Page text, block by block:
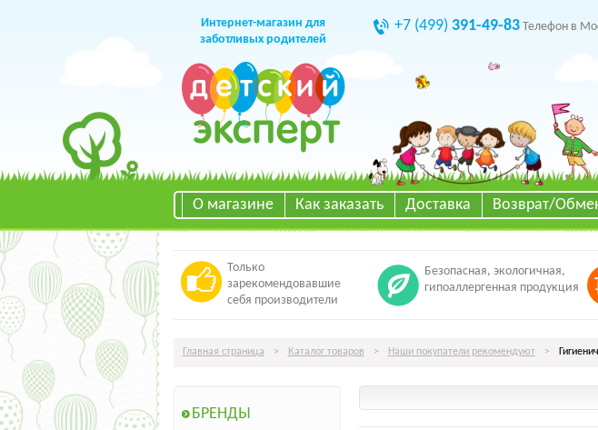
Интернет-магазин для
заботливых родителей
+7 (499) 391-49-83Телефон в
О магазине Как заказать Доставка Возврат/
Только
зарекомендовавшие
себя производители
Безопасная, экологичная,
гипоаллергенная продукция
Главная страница > Каталог товаров > Наши покупатели рекомендуют >
БРЕНДЫ